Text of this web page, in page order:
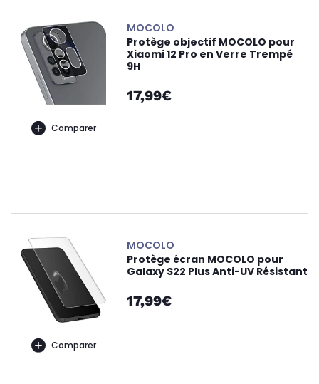
Comparer
MOCOLO
Protège objectif MOCOLO pour
Xiaomi 12 Pro en Verre Trempé
9H
17,99€
Comparer
MOCOLO
Protège écran MOCOLO pour
Galaxy S22 Plus Anti-UV Résistant
17,99€